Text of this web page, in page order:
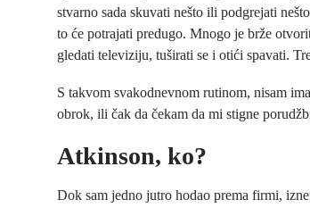
stvarno sada skuvati nešto ili podgrejati
to će potrajati predugo. Mnogo je brže
gledati televiziju, tuširati se i otići spavati.
S takvom svakodnevnom rutinom, nisam
obrok, ili čak da čekam da mi stigne
Atkinson, ko?
Dok sam jedno jutro hodao prema firmi,